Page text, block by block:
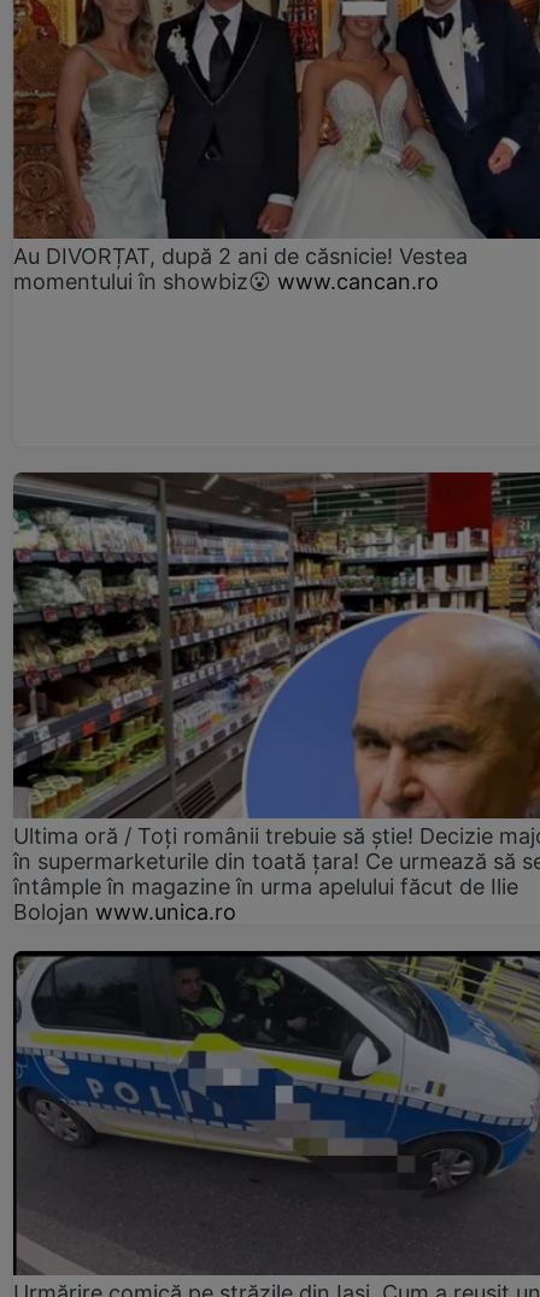
Au DIVORȚAT, după 2 ani de căsnicie! Vestea
momentului în showbiz😮 www.cancan.ro
Ultima oră / Toți românii trebuie să știe! Decizie
în supermarketurile din toată țara! Ce urmează să
întâmple în magazine în urma apelului făcut de Ilie
Bolojan www.unica.ro